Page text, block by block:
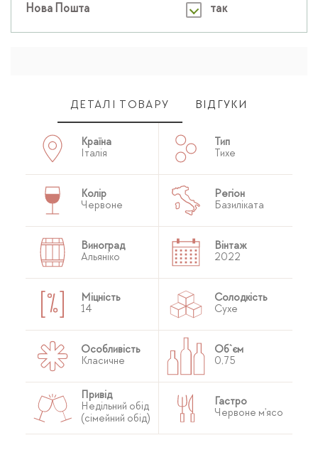
Нова Пошта
так
ДЕТАЛІ ТОВАРУ ВІДГУКИ
Країна
Італія
Тип
Тихе
Колір
Червоне
Регіон
Базиліката
Виноград
Альяніко
Вінтаж
2022
Міцність
14
Солодкість
Сухе
Особливість
Класичне
Об`єм
0,75
Привід
Недільний обід
(сімейний обід)
Гастро
Червоне м'ясо